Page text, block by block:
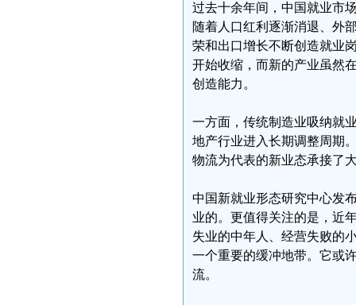
过去十余年间，中国就业市
随着人口红利逐渐消退、外
荣和出口增长不断创造就业
开始收缩，而新的产业虽然
创造能力。
一方面，传统制造业吸纳就
地产行业进入长期调整周期
物流为代表的新业态承接了
中国新就业形态研究中心发
业的。更值得关注的是，近
失业的中年人、经营失败的
一个重要的缓冲地带。它或
流。